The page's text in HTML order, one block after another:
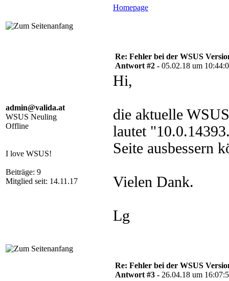
Homepage
admin@valida.at
WSUS Neuling
Offline
I love WSUS!
Beiträge: 9
Mitglied seit: 14.11.17
Re: Fehler bei der WSUS
Antwort #2 - 05.02.18 um
Hi,
die aktuelle
lautet
Seite ausbessern
Vielen Dank.
Lg
Re: Fehler bei der WSUS
Antwort #3 - 26.04.18 um